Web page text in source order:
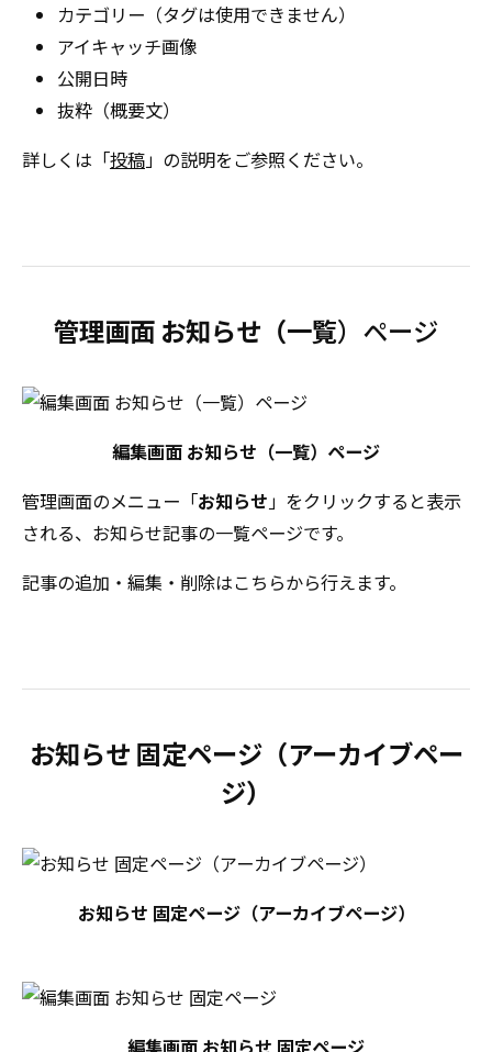
カテゴリー（タグは使用できません）
アイキャッチ画像
公開日時
抜粋（概要文）
詳しくは「投稿」の説明をご参照ください。
管理画面 お知らせ（一覧）ページ
編集画面 お知らせ（一覧）ページ
管理画面のメニュー「お知らせ」をクリックすると表示
される、お知らせ記事の一覧ページです。
記事の追加・編集・削除はこちらから行えます。
お知らせ 固定ページ（アーカイブペー
ジ）
お知らせ 固定ページ（アーカイブページ）
編集画面 お知らせ 固定ページ